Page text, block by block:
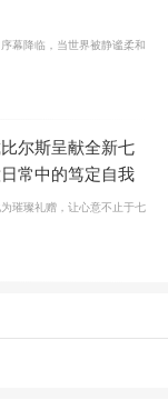
揭幕
幕降临，当世界被静谧柔和
尔斯呈献全新七
常中的笃定自我
璀璨礼赠，让心意不止于七